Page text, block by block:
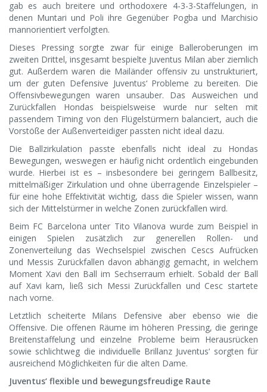
gab es auch breitere und orthodoxere 4-3-3-Staffelungen, in
denen Muntari und Poli ihre Gegenüber Pogba und Marchisio
mannorientiert verfolgten.
Dieses Pressing sorgte zwar für einige Balleroberungen im
zweiten Drittel, insgesamt bespielte Juventus Milan aber ziemlich
gut. Außerdem waren die Mailänder offensiv zu unstrukturiert,
um der guten Defensive Juventus‘ Probleme zu bereiten. Die
Offensivbewegungen waren unsauber. Das Ausweichen und
Zurückfallen Hondas beispielsweise wurde nur selten mit
passendem Timing von den Flügelstürmern balanciert, auch die
Vorstöße der Außenverteidiger passten nicht ideal dazu.
Die Ballzirkulation passte ebenfalls nicht ideal zu Hondas
Bewegungen, weswegen er häufig nicht ordentlich eingebunden
wurde. Hierbei ist es – insbesondere bei geringem Ballbesitz,
mittelmäßiger Zirkulation und ohne überragende Einzelspieler –
für eine hohe Effektivität wichtig, dass die Spieler wissen, wann
sich der Mittelstürmer in welche Zonen zurückfallen wird.
Beim FC Barcelona unter Tito Vilanova wurde zum Beispiel in
einigen Spielen zusätzlich zur generellen Rollen- und
Zonenverteilung das Wechselspiel zwischen Cescs Aufrücken
und Messis Zurückfallen davon abhängig gemacht, in welchem
Moment Xavi den Ball im Sechserraum erhielt. Sobald der Ball
auf Xavi kam, ließ sich Messi Zurückfallen und Cesc startete
nach vorne.
Letztlich scheiterte Milans Defensive aber ebenso wie die
Offensive. Die offenen Räume im höheren Pressing, die geringe
Breitenstaffelung und einzelne Probleme beim Herausrücken
sowie schlichtweg die individuelle Brillanz Juventus‘ sorgten für
ausreichend Möglichkeiten für die alten Dame.
Juventus‘ flexible und bewegungsfreudige Raute